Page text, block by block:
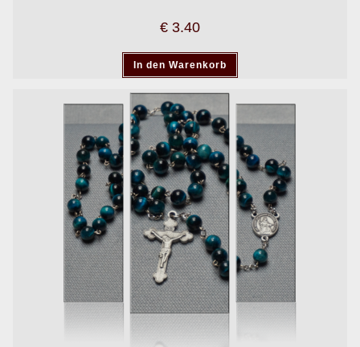
€ 3.40
In den Warenkorb